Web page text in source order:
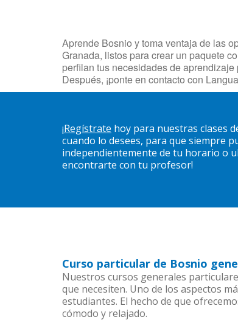
Aprende Bosnio y toma ventaja de las
Granada, listos para crear un paquete
perfilan tus necesidades de
Después, ¡ponte en contacto con
¡Regístrate hoy para nuestras clases
cuando lo desees, para que siempre
independientemente de tu horario o
encontrarte con tu profesor!
Curso particular de Bosnio
Nuestros cursos generales
que necesiten. Uno de los aspectos
estudiantes. El hecho de que
cómodo y relajado.